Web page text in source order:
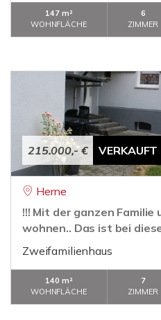
147 m²
WOHNFLÄCHE
6
ZIMMER
215.000,- € VERKAUFT
Herne
!!! Mit der ganzen Familie
wohnen.. Das ist bei
Zweifamilienhaus
140 m²
WOHNFLÄCHE
7
ZIMMER